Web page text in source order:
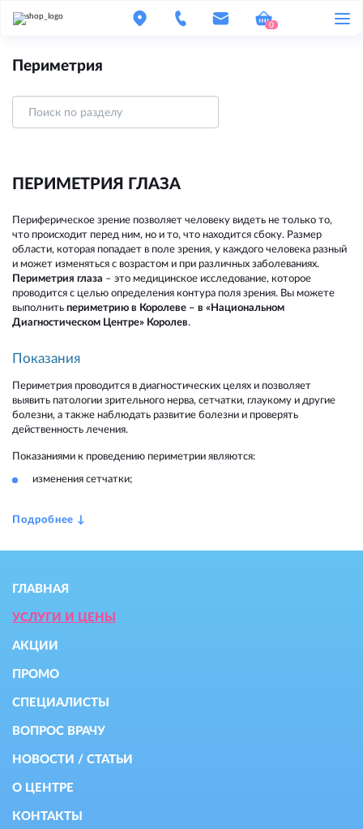
0
Периметрия
ПЕРИМЕТРИЯ ГЛАЗА
Периферическое зрение позволяет человеку видеть не только то,
что происходит перед ним, но и то, что находится сбоку. Размер
области, которая попадает в поле зрения, у каждого человека разный
и может изменяться с возрастом и при различных заболеваниях.
Периметрия глаза – это медицинское исследование, которое
проводится с целью определения контура поля зрения. Вы можете
выполнить периметрию в Королеве – в «Национальном
Диагностическом Центре» Королев.
Показания
Периметрия проводится в диагностических целях и позволяет
выявить патологии зрительного нерва, сетчатки, глаукому и другие
болезни, а также наблюдать развитие болезни и проверять
действенность лечения.
Показаниями к проведению периметрии являются:
изменения сетчатки;
ГЛАВНАЯ
УСЛУГИ И ЦЕНЫ
АКЦИИ
ПРОМО
СПЕЦИАЛИСТЫ
ВОПРОС ВРАЧУ
НОВОСТИ / СТАТЬИ
О ЦЕНТРЕ
КОНТАКТЫ